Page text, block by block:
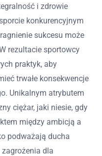
i zdrowie
konkurencyjnym
sukcesu może
rezultacie sportowcy
praktyk, aby
trwałe konsekwencje
Unikalnym atrybutem
ciężar, jaki niesie, gdy
między ambicją a
podważają ducha
dla